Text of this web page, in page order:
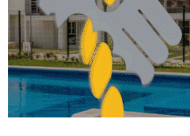
INMOBILIARIO